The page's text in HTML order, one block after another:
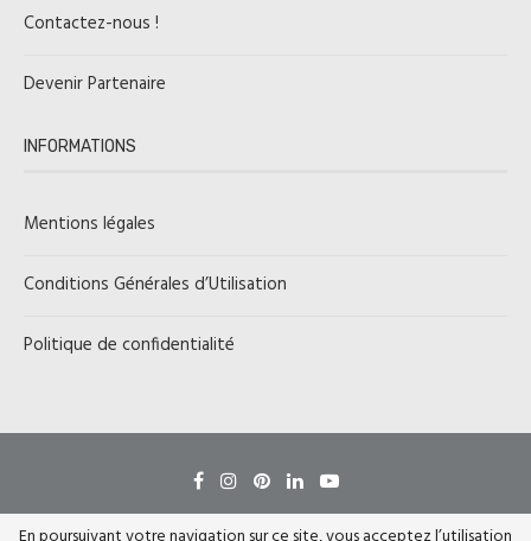
Contactez-nous !
Devenir Partenaire
INFORMATIONS
Mentions légales
Conditions Générales d’Utilisation
Politique de confidentialité